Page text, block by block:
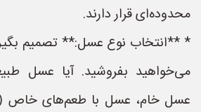
محدوده‌ای قرار دارند.
* **انتخاب نوع عسل:** تصمیم
می‌خواهید بفروشید. آیا عسل
عسل خام، عسل با طعم‌های خاص